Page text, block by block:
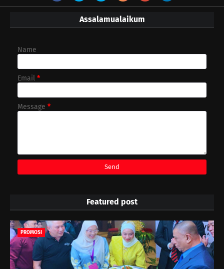
Assalamualaikum
Name
Email *
Message *
Featured post
PROMOSI